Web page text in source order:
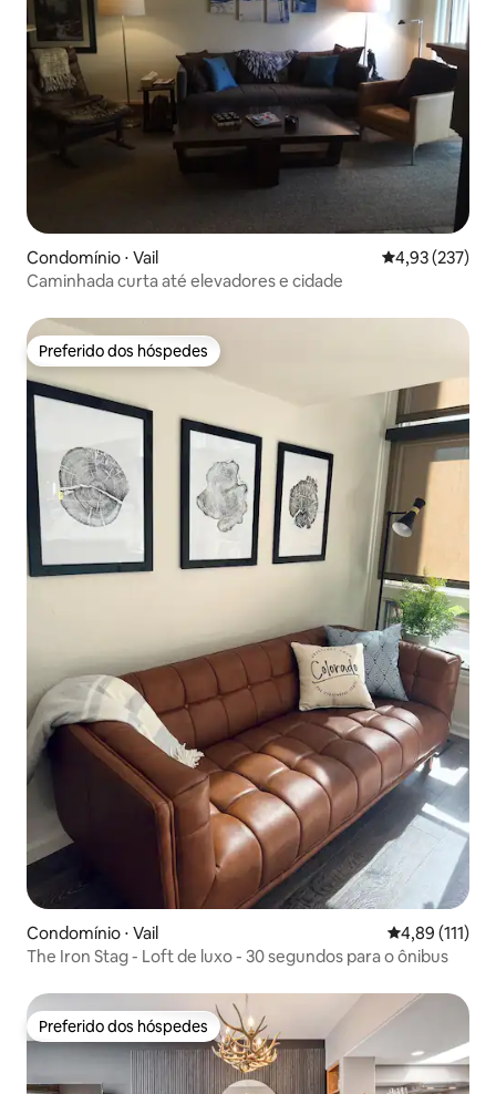
Condomínio ⋅ Vail 4,93 de uma
4,93 (237)
Caminhada curta até elevadores e cidade
Preferido dos hóspedes
Preferido dos hóspedes
Condomínio ⋅ Vail 4,89 de uma
4,89 (111)
The Iron Stag - Loft de luxo - 30 segundos para o ônibus
Preferido dos hóspedes
Preferido dos hóspedes